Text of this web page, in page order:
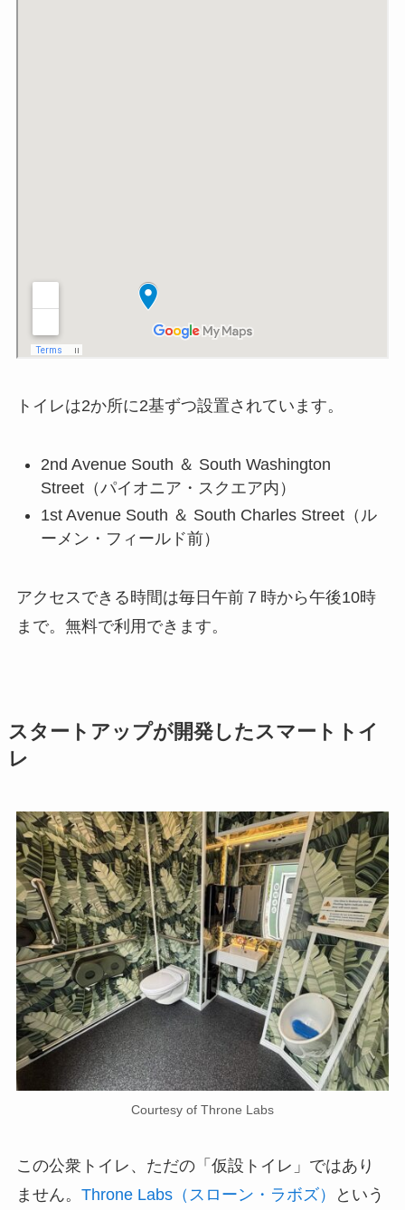
トイレは2か所に2基ずつ設置されています。
2nd Avenue South ＆ South Washington
Street（パイオニア・スクエア内）
1st Avenue South ＆ South Charles Street（ル
ーメン・フィールド前）
アクセスできる時間は毎日午前７時から午後10時
まで。無料で利用できます。
スタートアップが開発したスマートトイ
レ
Courtesy of Throne Labs
この公衆トイレ、ただの「仮設トイレ」ではあり
ません。 Throne Labs（スローン・ラボズ） という